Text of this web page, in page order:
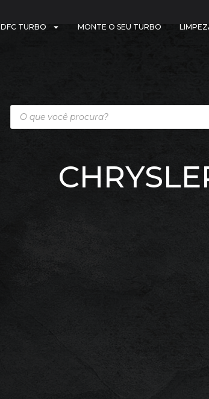
DFC TURBO MONTE O SEU TURBO